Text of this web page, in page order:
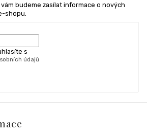
budeme zasílat informace o nových
shopu.
s
údajů